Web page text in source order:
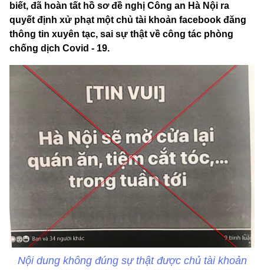
biết, đã hoàn tất hồ sơ đề nghị Công an Hà Nội ra
quyết định xử phạt một chủ tài khoản facebook đăng
thông tin xuyên tạc, sai sự thật về công tác phòng
chống dịch Covid - 19.
Nội dung không đúng sự thật được chủ tài khoản